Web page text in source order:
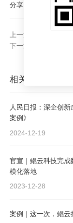
分享：
相关文章
人民日报：深企创
案例》
2024-12-19
官宣｜鲲云科技完
模化落地
2023-12-28
案例｜这一次，鲲